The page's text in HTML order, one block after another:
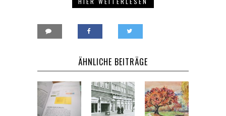
ÄHNLICHE BEITRÄGE